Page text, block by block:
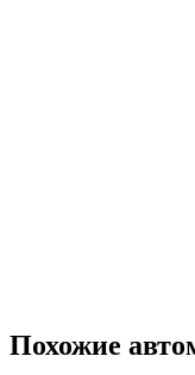
Похожие